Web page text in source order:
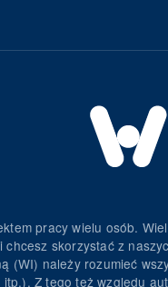
pracy wielu osób.
chcesz skorzystać z
(WI) należy rozumieć
Z tego też względu